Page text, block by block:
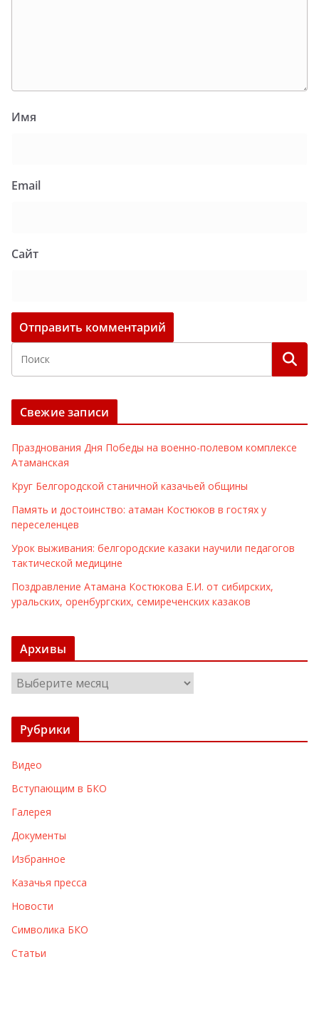
Имя
Email
Сайт
Свежие записи
Празднования Дня Победы на военно-полевом комплексе
Атаманская
Круг Белгородской станичной казачьей общины
Память и достоинство: атаман Костюков в гостях у
переселенцев
Урок выживания: белгородские казаки научили педагогов
тактической медицине
Поздравление Атамана Костюкова Е.И. от сибирских,
уральских, оренбургских, семиреченских казаков
Архивы
р
х
ы
Рубрики
Видео
Вступающим в БКО
Галерея
Документы
Избранное
Казачья пресса
Новости
Символика БКО
Статьи